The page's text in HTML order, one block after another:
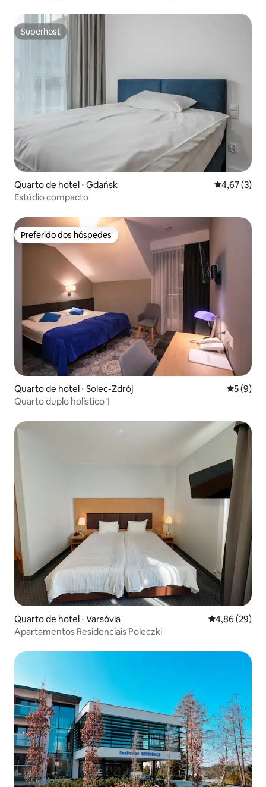
Superhost
Superhost
Quarto de hotel ⋅ Gdańsk 4,67 de
4,67 (3)
Estúdio compacto
Preferido dos hóspedes
Preferido dos hóspedes
Quarto de hotel ⋅ Solec-Zdrój 5 de
5 (9)
Quarto duplo holístico 1
Quarto de hotel ⋅ Varsóvia 4,86 de uma
4,86 (29)
Apartamentos Residenciais Poleczki